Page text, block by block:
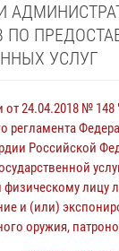
ПО
УСЛУГ
от 24.04.2018 №
регламента
Российской
лицу
и (или)
оружия,